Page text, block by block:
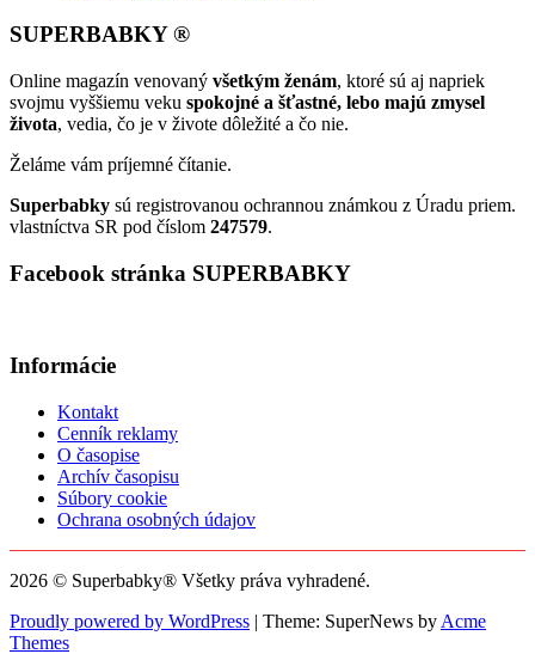
SUPERBABKY ®
Online magazín venovaný všetkým ženám, ktoré sú aj napriek
svojmu vyššiemu veku spokojné a šťastné, lebo majú zmysel
života, vedia, čo je v živote dôležité a čo nie.
Želáme vám príjemné čítanie.
Superbabky sú registrovanou ochrannou známkou z Úradu priem.
vlastníctva SR pod číslom 247579.
Facebook stránka SUPERBABKY
Informácie
Kontakt
Cenník reklamy
O časopise
Archív časopisu
Súbory cookie
Ochrana osobných údajov
2026 © Superbabky® Všetky práva vyhradené.
Proudly powered by WordPress | Theme: SuperNews by Acme
Themes